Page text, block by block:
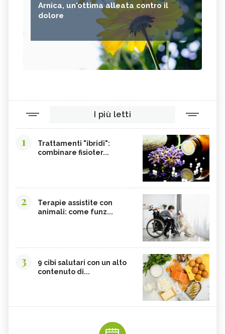
Arnica, un'ottima alleata contro il
dolore
I più letti
1
Trattamenti "ibridi":
combinare fisioter...
2
Terapie assistite con
animali: come funz...
3
9 cibi salutari con un alto
contenuto di...